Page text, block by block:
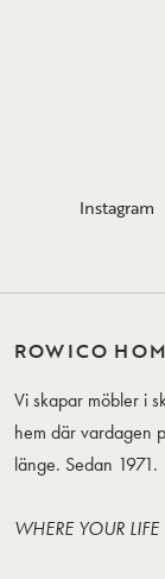
Instagram
ROWICO
Vi skapar möbler i
hem där vardagen
länge. Sedan 1971.
WHERE YOUR LIFE